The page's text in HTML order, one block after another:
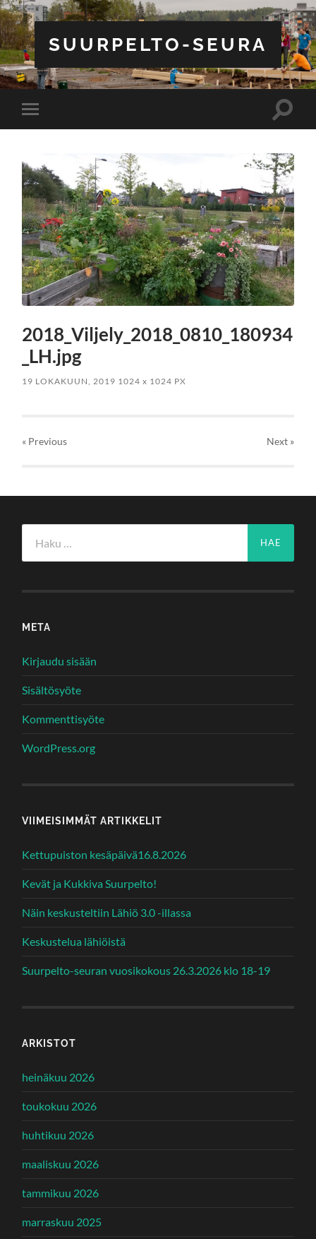
SUURPELTO-SEURA
Toggle
mobile
Toggle
2018_Viljely_2018_0810_180934
_LH.jpg
19 LOKAKUUN, 2019 1024x 1024 PX
« Previous Next»
META
Kirjaudu sisään
Sisältösyöte
Kommenttisyöte
WordPress.org
VIIMEISIMMÄT ARTIKKELIT
Kettupuiston kesäpäivä16.8.2026
Kevät ja Kukkiva Suurpelto!
Näin keskusteltiin Lähiö 3.0 -illassa
Keskustelua lähiöistä
Suurpelto-seuran vuosikokous 26.3.2026 klo 18-19
ARKISTOT
heinäkuu 2026
toukokuu 2026
huhtikuu 2026
maaliskuu 2026
tammikuu 2026
marraskuu 2025